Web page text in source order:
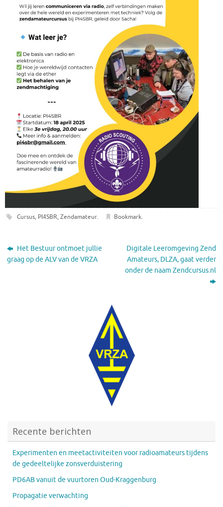
Cursus, PI4SBR, Zendamateur. Bookmark.
Het Bestuur ontmoet jullie
graag op de ALV van de VRZA
Digitale Leeromgeving Zend
Amateurs, DLZA, gaat verder
onder de naam Zendcursus.nl
Recente berichten
Experimenten en meetactiviteiten voor radioamateurs tijdens
de gedeeltelijke zonsverduistering
PD6AB vanuit de vuurtoren Oud-Kraggenburg
Propagatie verwachting